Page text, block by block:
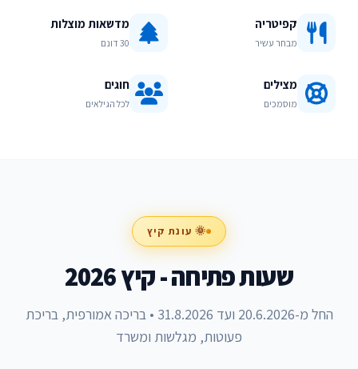
קפיטריה
מבחר עשיר
מדשאות מוצלות
30 דונם
מצילים
מוסמכים
חוגים
לכל הגילאים
🌞 עונת קיץ
שעות פתיחה - קיץ 2026
החל מ-20.6.2026 ועד 31.8.2026 • בריכה אמורפית, בריכת
פעוטות, מגלשות ומשרד